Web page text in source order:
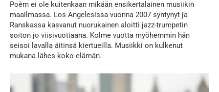
Poèm ei ole kuitenkaan mikään ensikertalainen musiikin
maailmassa. Los Angelesissa vuonna 2007 syntynyt ja
Ranskassa kasvanut nuorukainen aloitti jazz-trumpetin
soiton jo viisivuotiaana. Kolme vuotta myöhemmin hän
seisoi lavalla äitinsä kiertueilla. Musiikki on kulkenut
mukana lähes koko elämän.